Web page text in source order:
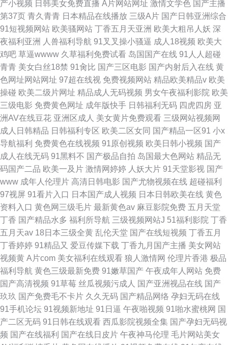
产小视频 日韩美女免费直播 A片网站网址 激情文学色 国产主播
第37页 青久青青 日本精品在线播放 三级A片 国产日韩亚洲综合
91短视频网站 欧美骚网站 丁香五月天亚洲 欧美大粗吊人妖 深
夜福利亚洲
人兽福利导航 91叉叉操小骚逼 成人18视频 欧美大
鸡吧 草逼wwww 久草福利免费试看 岛国国产在线 91人人超碰
青青 美女白丝18禁 91肏比 国产三区电影 国产内射后入在线 黄
色网址网站网址 97超在线视 免费视频网站 精品欧美精品v 欧美
操碰 欧美二级片网址 精品成人无码视频 男女午夜福利影院 欧美
三级电影 免费黄色网址 成年版快手 日韩福利无码 四虎四房 亚
洲AV在线豆花 亚洲区成人 美女黄片免费观看 三级网站视频网
成人日韩精品 日韩福利专区 欧美二区女同 国产精品一区91 小x
导航福利 免费黄色在线视频 91原创视频 欧美日韩小视频 国产
成人在线无码 91黑料不 国产极品自拍 岛国最大色网站 精品无
码国产二品 欧美一及片 激情网婷婷 人妖大片 91天堂影视 国产
www 成年人伦理片 高清日韩电影 国产尤物视频在线 超碰福利
97视屏 91看片入口 日本国产成人视频 日本日韩欧美在线 黄色
资料入口 黄色网三级毛片 最新黄色av 麻豆影院免费 五月天堂
丁香 国产精品水多 福利所导航 三级视频网站J 51福利影院 丁香
五月天av 18日本三级全黄 乱伦天堂 国产在线短视频 丁香五月
丁香婷婷 91精品又 爱豆传媒下载 丁香九月国产主播 美女网站
视频黄 A片com 美女福利在线观看 狼人激情网 伦理片香港 极品
福利导航 黄色三级最新免费 91嫩草国产 午夜成年人网站 免费
国产高清视频 91草莓 丝瓜视频污成人 国产亚洲视品在线 国产
玖玖 国产免费毛不卡片 久久无码 国产精品网络 孕妇无码在线
91手机论坛 91视频新地址 91日逼 午夜啪视频 91啪水蜜桃网 国
产二区无码 91日韩在线观看 西瓜影院视频全集 国产孕妇无码视
频 国产在线福利 国产在线日皮片 午夜神马伦理 毛片网站美女